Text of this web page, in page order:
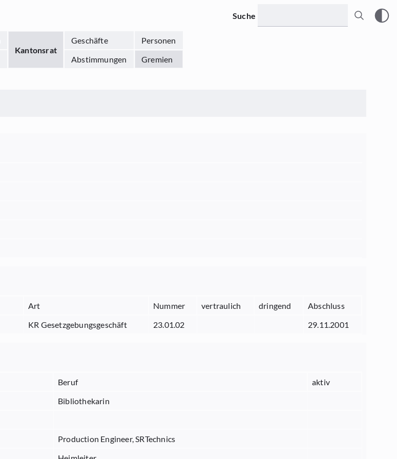
Kantonsrat
Geschäfte
Personen
Abstimmungen Gremien
Suche
Art Nummer vertraulich dringend
Abschluss
KR Gesetzgebungsgeschäft 23.01.02 29.11.2001
Beruf
aktiv
Bibliothekarin
Production Engineer, SRTechnics